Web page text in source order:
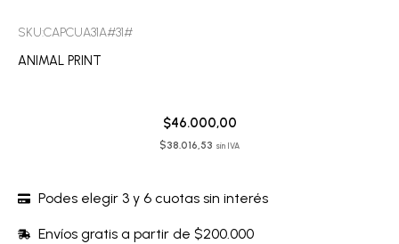
SKU:CAPCUA31A#31#
ANIMAL PRINT
$46.000,00
$38.016,53 sin IVA
Podes elegir 3 y 6 cuotas sin interés
Envíos gratis a partir de $200.000